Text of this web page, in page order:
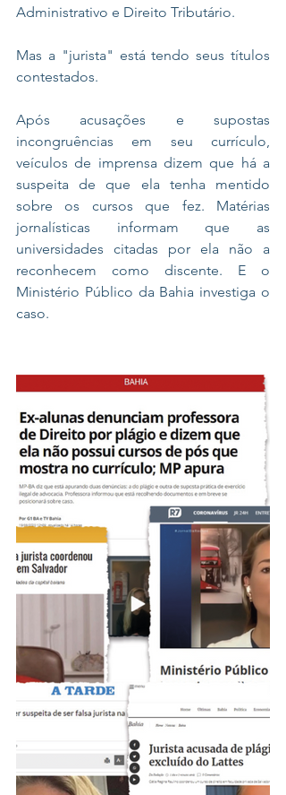
Administrativo e Direito Tributário.
Mas a "jurista" está tendo seus títulos
contestados.
Após acusações e supostas
incongruências em seu currículo,
veículos de imprensa dizem que há a
suspeita de que ela tenha mentido
sobre os cursos que fez. Matérias
jornalísticas informam que as
universidades citadas por ela não a
reconhecem como discente. E o
Ministério Público da Bahia investiga o
caso.